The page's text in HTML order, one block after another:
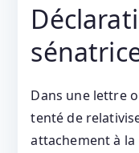
Dans une lettre
tenté de
attachement à la